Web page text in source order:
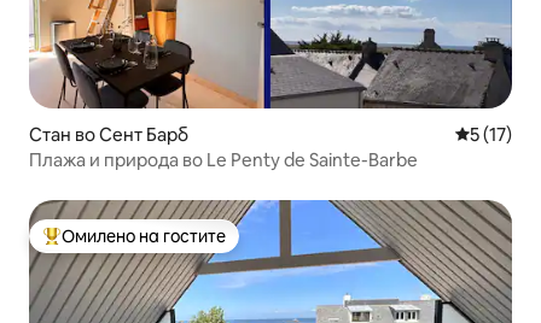
Стан во Сент Барб
5 (17)
Плажа и природа во Le Penty de Sainte-Barbe
Меѓу најуспешните „Омилени на гостите“
Омилено на гостите